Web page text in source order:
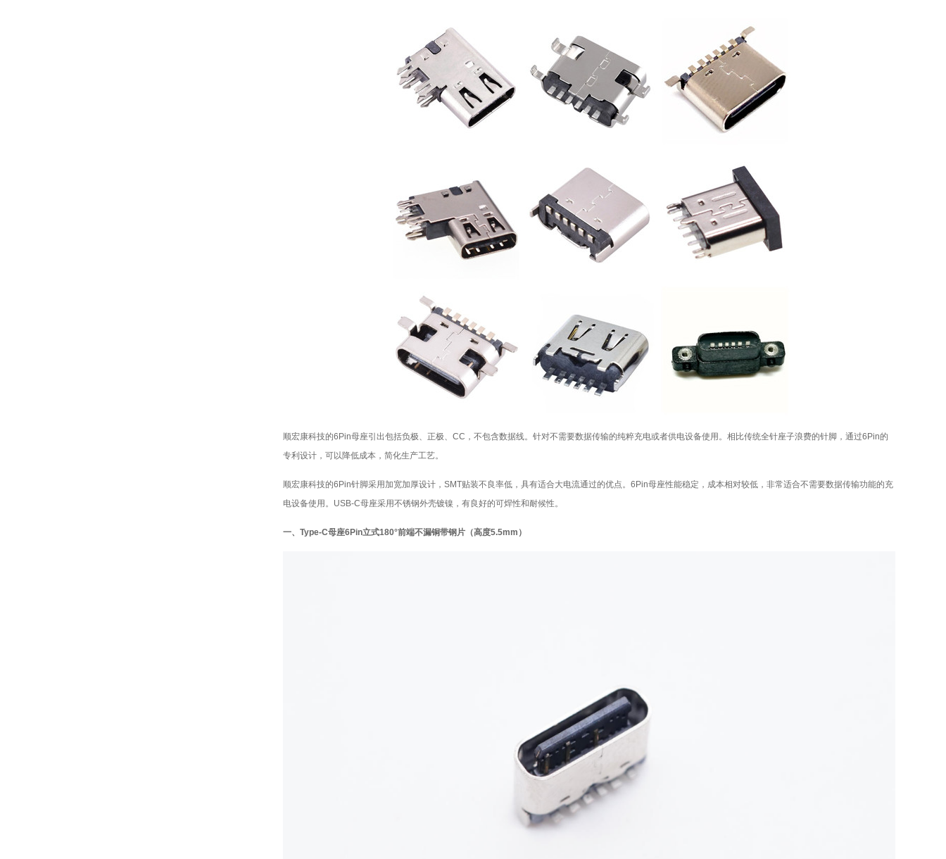
顺宏康科技的6Pin母座引出包括负极、正极、CC，不包含数据线。针对不需要数据传输的纯粹充电或者供电设备使用。相比传统全针座子浪费的针脚，通过6Pin的
专利设计，可以降低成本，简化生产工艺。
顺宏康科技的6Pin针脚采用加宽加厚设计，SMT贴装不良率低，具有适合大电流通过的优点。6Pin母座性能稳定，成本相对较低，非常适合不需要数据传输功能的充
电设备使用。USB-C母座采用不锈钢外壳镀镍，有良好的可焊性和耐候性。
一、Type-C母座6Pin立式180°前端不漏铜带钢片（高度5.5mm）